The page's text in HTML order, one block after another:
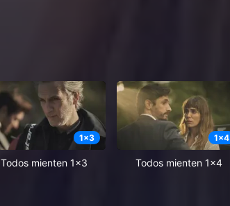
1x3
Todos mienten 1x3
1x4
Todos mienten 1x4